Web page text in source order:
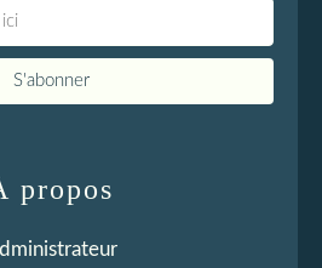
propos